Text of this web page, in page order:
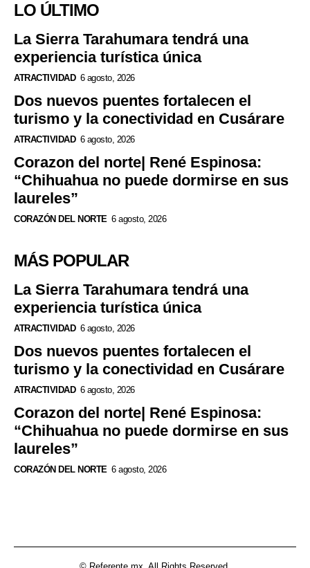
LO ÚLTIMO
La Sierra Tarahumara tendrá una
experiencia turística única
ATRACTIVIDAD 6 agosto, 2026
Dos nuevos puentes fortalecen el
turismo y la conectividad en Cusárare
ATRACTIVIDAD 6 agosto, 2026
Corazon del norte| René Espinosa:
“Chihuahua no puede dormirse en sus
laureles”
CORAZÓN DEL NORTE 6 agosto, 2026
MÁS POPULAR
La Sierra Tarahumara tendrá una
experiencia turística única
ATRACTIVIDAD 6 agosto, 2026
Dos nuevos puentes fortalecen el
turismo y la conectividad en Cusárare
ATRACTIVIDAD 6 agosto, 2026
Corazon del norte| René Espinosa:
“Chihuahua no puede dormirse en sus
laureles”
CORAZÓN DEL NORTE 6 agosto, 2026